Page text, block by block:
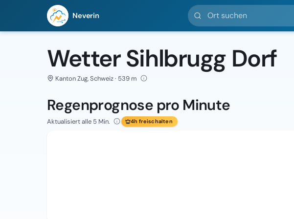
Neverin
Ort suchen
Wetter Sihlbrugg Dorf
Kanton Zug, Schweiz · 539 m
Regenprognose pro Minute
Aktualisiert alle 5 Min. 4h freischalten